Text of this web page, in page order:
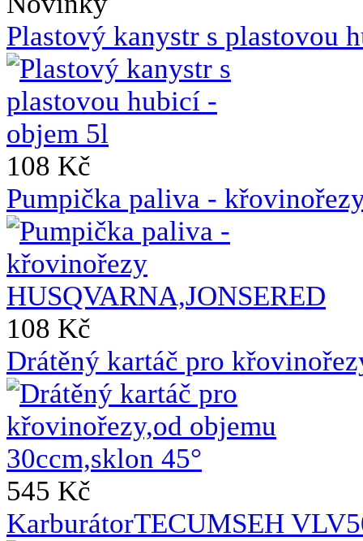
Plastový kanystr s plastovou
108 Kč
Pumpička paliva -
108 Kč
Drátěný kartáč pro
545 Kč
KarburátorTECUMSEH